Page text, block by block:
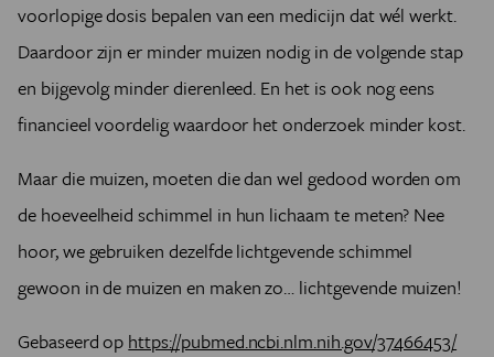
voorlopige dosis bepalen van een medicijn dat wél werkt.
Daardoor zijn er minder muizen nodig in de volgende stap
en bijgevolg minder dierenleed. En het is ook nog eens
financieel voordelig waardoor het onderzoek minder kost.
Maar die muizen, moeten die dan wel gedood worden om
de hoeveelheid schimmel in hun lichaam te meten? Nee
hoor, we gebruiken dezelfde lichtgevende schimmel
gewoon in de muizen en maken zo… lichtgevende muizen!
Gebaseerd op https://pubmed.ncbi.nlm.nih.gov/37466453/